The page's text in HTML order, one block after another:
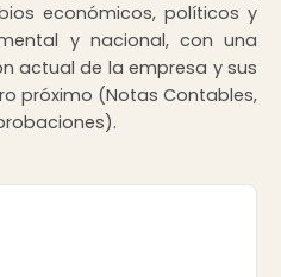
económicos, políticos y
y nacional, con una
actual de la empresa y sus
próximo (Notas Contables,